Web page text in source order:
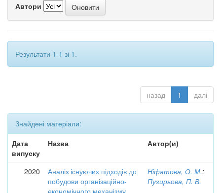
Автори
Результати 1-1 зі 1.
назад 1 далі
Знайдені матеріали:
Дата
випуску
Назва Автор(и)
2020
Аналіз існуючих підходів до
побудови організаційно-
економічного механізму
Ніфатова, О. М.;
Пузирьова, П. В.